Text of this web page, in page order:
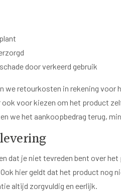
door verkeerd gebruik
we retourkosten in rekening voor
ook voor kiezen om het product
we het aankoopbedrag terug,
dat je niet tevreden bent over
hier geldt dat het product nog
altijd zorgvuldig en eerlijk.